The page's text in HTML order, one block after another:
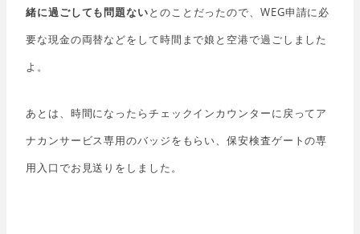
緒に過ごしても問題ないとのことだったので、WEG申請に必
要な現金の両替などをして時間まで娘と空港で過ごしました
よ。
あとは、時間になったらチェックインカウンターに戻ってア
ナカンサービス専用のバッジをもらい、保安検査ゲートの専
用入口でお見送りをしました。